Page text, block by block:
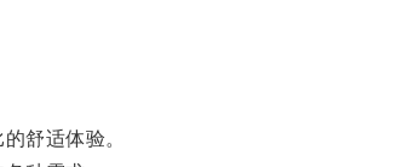
舒适体验。